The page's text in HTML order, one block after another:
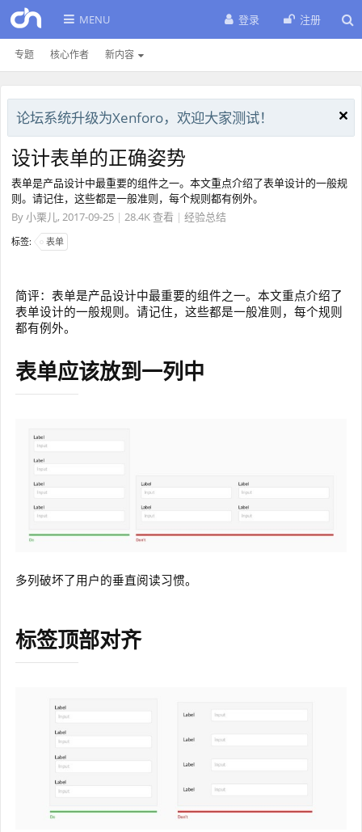
MENU
专题 核心作者 新内容
登录 注册
论坛系统升级为Xenforo，欢迎大家测试！
设计表单的正确姿势
表单是产品设计中最重要的组件之一。本文重点介绍了表单设计的一般规
则。请记住，这些都是一般准则，每个规则都有例外。
By小栗儿, 2017-09-25 | 28.4K 查看 | 经验总结
标签: 表单
简评：表单是产品设计中最重要的组件之一。本文重点介绍了
表单设计的一般规则。请记住，这些都是一般准则，每个规则
都有例外。
表单应该放到一列中
多列破坏了用户的垂直阅读习惯。
标签顶部对齐